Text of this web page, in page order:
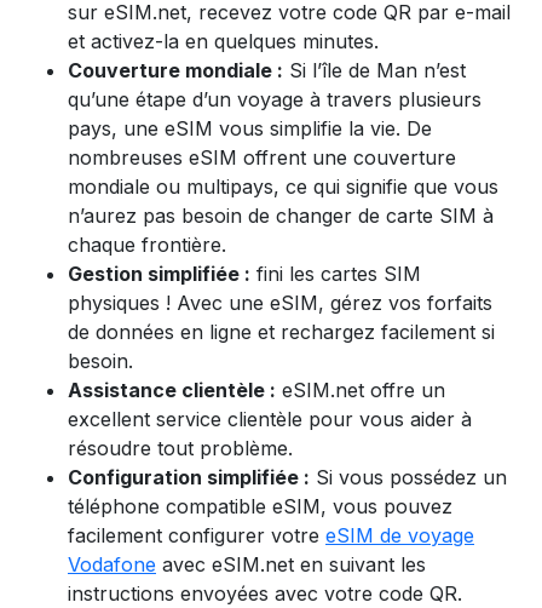
sur eSIM.net, recevez votre code QR par e-mail
et activez-la en quelques minutes.
Couverture mondiale : Si l’île de Man n’est
qu’une étape d’un voyage à travers plusieurs
pays, une eSIM vous simplifie la vie. De
nombreuses eSIM offrent une couverture
mondiale ou multipays, ce qui signifie que vous
n’aurez pas besoin de changer de carte SIM à
chaque frontière.
Gestion simplifiée : fini les cartes SIM
physiques ! Avec une eSIM, gérez vos forfaits
de données en ligne et rechargez facilement si
besoin.
Assistance clientèle : eSIM.net offre un
excellent service clientèle pour vous aider à
résoudre tout problème.
Configuration simplifiée : Si vous possédez un
téléphone compatible eSIM, vous pouvez
facilement configurer votre eSIM de voyage
Vodafone avec eSIM.net en suivant les
instructions envoyées avec votre code QR.